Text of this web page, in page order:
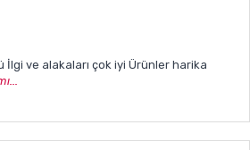
ve alakaları çok iyi Ürünler harika